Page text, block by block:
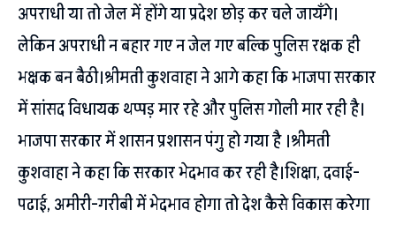
अपराधी या तो जेल में होंगे या प्रदेश छोड़ कर चले जायँगे।
लेकिन अपराधी न बहार गए न जेल गए बल्कि पुलिस रक्षक ही
भक्षक बन बैठी।श्रीमती कुशवाहा ने आगे कहा कि भाजपा सरकार
में सांसद विधायक थप्पड़ मार रहे और पुलिस गोली मार रही है।
भाजपा सरकार में शासन प्रशासन पंगु हो गया है ।श्रीमती
कुशवाहा ने कहा कि सरकार भेदभाव कर रही है।शिक्षा, दवाई-
पढाई, अमीरी-गरीबी में भेदभाव होगा तो देश कैसे विकास करेगा